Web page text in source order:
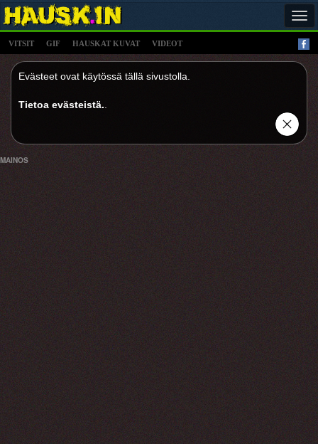
VITSIT GIF HAUSKAT KUVAT VIDEOT
Evästeet ovat käytössä tällä sivustolla.
Tietoa evästeistä.
MAINOS